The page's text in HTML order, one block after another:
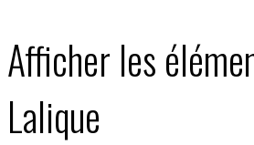
Afficher les
Lalique